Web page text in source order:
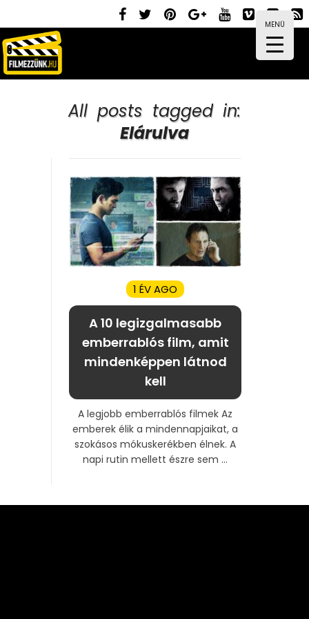
MENÜ
All posts tagged in:
Elárulva
1 ÉV AGO
A 10 legizgalmasabb
emberrablós film, amit
mindenképpen látnod
kell
A legjobb emberrablós filmek Az
emberek élik a mindennapjaikat, a
szokásos mókuskerékben élnek. A
napi rutin mellett észre sem ...